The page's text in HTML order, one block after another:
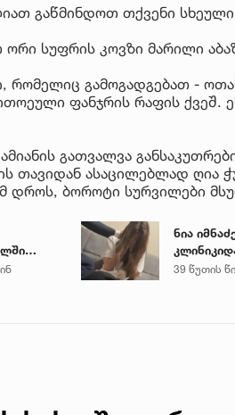
გაწმინდოთ თქვენი
სუფრის კოვზი მარილი
რომელიც გამოგადგებათ -
ფანჯრის რაფის ქვეშ.
გათვალვა
თავიდან ასაცილებლად ღია
დროს, ბოროტი სურვილები
ნია
ზაჰესის
39 წუთის